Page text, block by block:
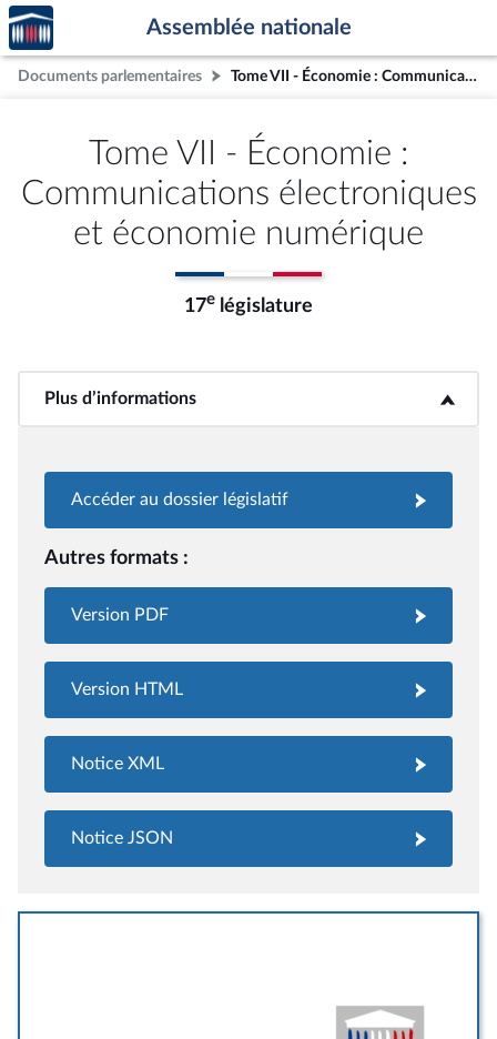
Aller au contenu
Aller en bas de la page
Accèder
à la
page
d'accueil
Assemblée nationale
Documents parlementaires Tome VII - Économie : Communications électroniques et économie numérique
Tome VII - Économie :
Communications électroniques
et économie numérique
17e législature
Plus d’informations<b>Plus d’informations</b>
Accéder au dossier législatif
Autres formats :
Version PDF
Version HTML
Notice XML
Notice JSON